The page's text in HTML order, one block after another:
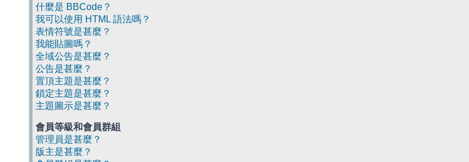
什麼是 BBCode？
我可以使用 HTML 語法嗎？
表情符號是甚麼？
我能貼圖嗎？
全域公告是甚麼？
公告是甚麼？
置頂主題是甚麼？
鎖定主題是甚麼？
主題圖示是甚麼？
會員等級和會員群組
管理員是甚麼？
版主是甚麼？